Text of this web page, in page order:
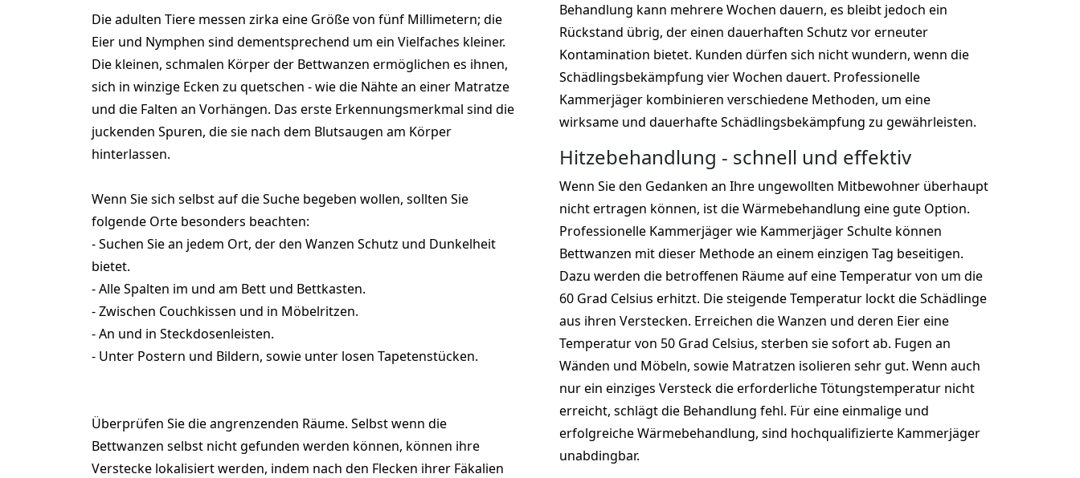
Die adulten Tiere messen zirka eine Größe von fünf Millimetern; die
Eier und Nymphen sind dementsprechend um ein Vielfaches kleiner.
Die kleinen, schmalen Körper der Bettwanzen ermöglichen es ihnen,
sich in winzige Ecken zu quetschen - wie die Nähte an einer Matratze
und die Falten an Vorhängen. Das erste Erkennungsmerkmal sind die
juckenden Spuren, die sie nach dem Blutsaugen am Körper
hinterlassen.
Wenn Sie sich selbst auf die Suche begeben wollen, sollten Sie
folgende Orte besonders beachten:
- Suchen Sie an jedem Ort, der den Wanzen Schutz und Dunkelheit
bietet.
- Alle Spalten im und am Bett und Bettkasten.
- Zwischen Couchkissen und in Möbelritzen.
- An und in Steckdosenleisten.
- Unter Postern und Bildern, sowie unter losen Tapetenstücken.
Überprüfen Sie die angrenzenden Räume. Selbst wenn die
Bettwanzen selbst nicht gefunden werden können, können ihre
Verstecke lokalisiert werden, indem nach den Flecken ihrer Fäkalien
Behandlung kann mehrere Wochen dauern, es bleibt jedoch ein
Rückstand übrig, der einen dauerhaften Schutz vor erneuter
Kontamination bietet. Kunden dürfen sich nicht wundern, wenn die
Schädlingsbekämpfung vier Wochen dauert. Professionelle
Kammerjäger kombinieren verschiedene Methoden, um eine
wirksame und dauerhafte Schädlingsbekämpfung zu gewährleisten.
Hitzebehandlung - schnell und effektiv
Wenn Sie den Gedanken an Ihre ungewollten Mitbewohner überhaupt
nicht ertragen können, ist die Wärmebehandlung eine gute Option.
Professionelle Kammerjäger wie Kammerjäger Schulte können
Bettwanzen mit dieser Methode an einem einzigen Tag beseitigen.
Dazu werden die betroffenen Räume auf eine Temperatur von um die
60 Grad Celsius erhitzt. Die steigende Temperatur lockt die Schädlinge
aus ihren Verstecken. Erreichen die Wanzen und deren Eier eine
Temperatur von 50 Grad Celsius, sterben sie sofort ab. Fugen an
Wänden und Möbeln, sowie Matratzen isolieren sehr gut. Wenn auch
nur ein einziges Versteck die erforderliche Tötungstemperatur nicht
erreicht, schlägt die Behandlung fehl. Für eine einmalige und
erfolgreiche Wärmebehandlung, sind hochqualifizierte Kammerjäger
unabdingbar.